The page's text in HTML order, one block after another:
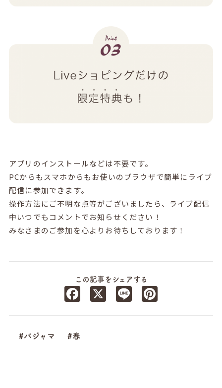
アプリのインストールなどは不要です。
PCからもスマホからもお使いのブラウザで簡単にライブ
配信に参加できます。
操作方法にご不明な点等がございましたら、ライブ配信
中いつでもコメントでお知らせください！
みなさまのご参加を心よりお待ちしております！
この記事をシェアする
Facebook
Line
#パジャマ #春